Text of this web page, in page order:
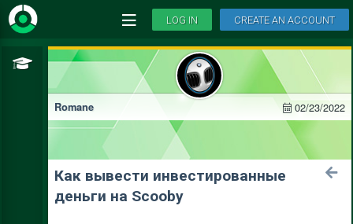
LOG IN CREATE AN ACCOUNT
Romane 02/23/2022
Как вывести инвестированные
деньги на Scooby